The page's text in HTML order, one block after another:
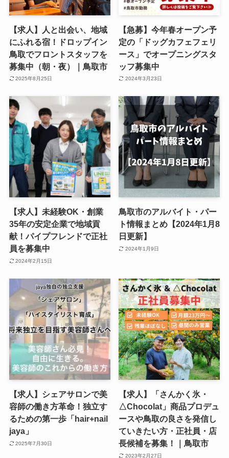
【求人】人と出会い、地域
にふれる宿！ドロップイン
鳥取でフロントスタッフを
募集中（朝・夜）｜鳥取市
2025年8月25日
【急募】今年春オープン予
定の「ドッグカフェフェリ
ース」でオープニングスタ
ッフ募集中
2024年3月23日
【求人】未経験OK・創業
35年の安定企業で地域貢
献！パイプフレンドで正社
員を募集中
2024年2月15日
鳥取市のアルバイト・パー
ト情報まとめ【2024年1月8
日更新】
2024年1月9日
【求人】シェアサロンで美
容師の働き方革命！独立す
るための第一歩「hair+nail
jaya」
2025年7月30日
【求人】「さんかく氷・
△Chocolat」商品プロデュ
ースや鳥取の良さを発信し
ていきたい方・正社員・店
長候補を募集！｜鳥取市
2023年2月27日